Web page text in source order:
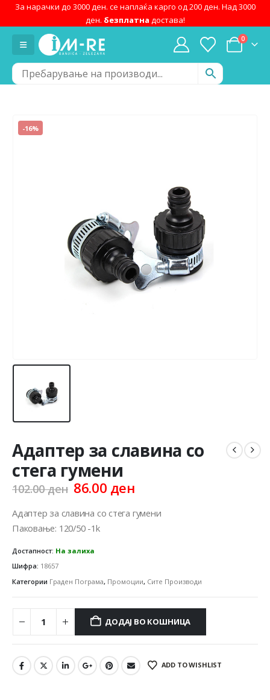
За нарачки до 3000 ден. се наплаќа карго од 200 ден. Над 3000
ден. безплатна достава!
0
-16%
Адаптер за славина со
стега гумени
102.00ден Original
was:
102.00 ден.
86.00 денCurrent
is:
Адаптер за славина со стега гумени
Паковање: 120/50 -1k
Достапност: На залиха
Шифра: 18657
Категории Граден Пограма, Промоции, Сите Производи
ДОДАЈ ВО КОШНИЦА
ADD TO WISHLIST